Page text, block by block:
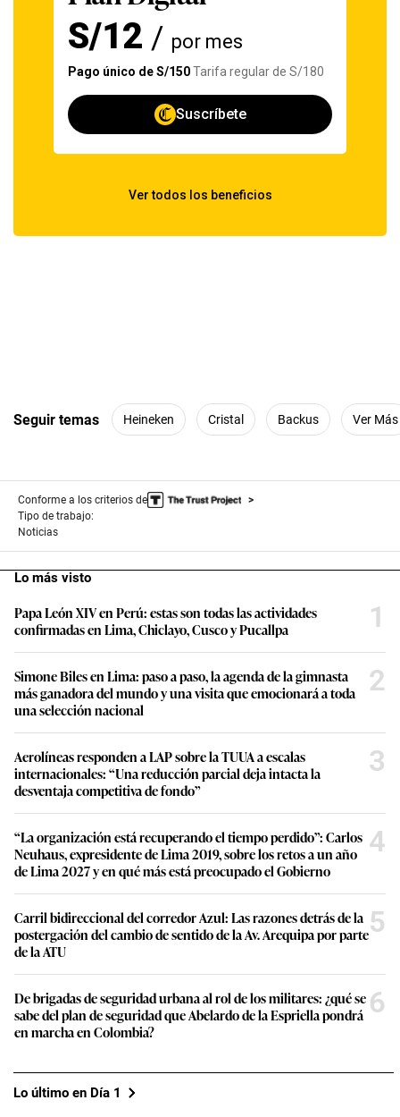
Seguir temas Heineken Cristal Backus Ver Más
Conforme a los criterios de
Tipo de trabajo:
Noticias
Lo más visto
Papa León XIV en Perú: estas son todas las actividades
confirmadas en Lima, Chiclayo, Cusco y Pucallpa
1
Simone Biles en Lima: paso a paso, la agenda de la gimnasta
más ganadora del mundo y una visita que emocionará a toda
una selección nacional
2
Aerolíneas responden a LAP sobre la TUUA a escalas
internacionales: “Una reducción parcial deja intacta la
desventaja competitiva de fondo”
3
“La organización está recuperando el tiempo perdido”: Carlos
Neuhaus, expresidente de Lima 2019, sobre los retos a un año
de Lima 2027 y en qué más está preocupado el Gobierno
4
Carril bidireccional del corredor Azul: Las razones detrás de la
postergación del cambio de sentido de la Av. Arequipa por parte
de la ATU
5
De brigadas de seguridad urbana al rol de los militares: ¿qué se
sabe del plan de seguridad que Abelardo de la Espriella pondrá
en marcha en Colombia?
6
Lo último en Día 1